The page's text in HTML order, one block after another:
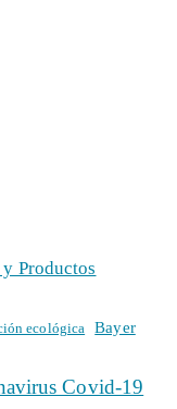
Productos
ecológica Bayer
Covid-19